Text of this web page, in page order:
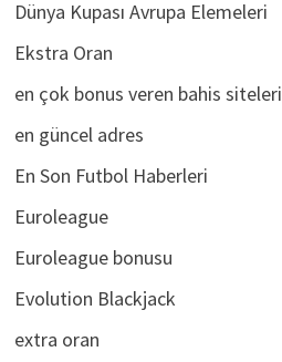
Dünya Kupası Avrupa Elemeleri
Ekstra Oran
en çok bonus veren bahis siteleri
en güncel adres
En Son Futbol Haberleri
Euroleague
Euroleague bonusu
Evolution Blackjack
extra oran